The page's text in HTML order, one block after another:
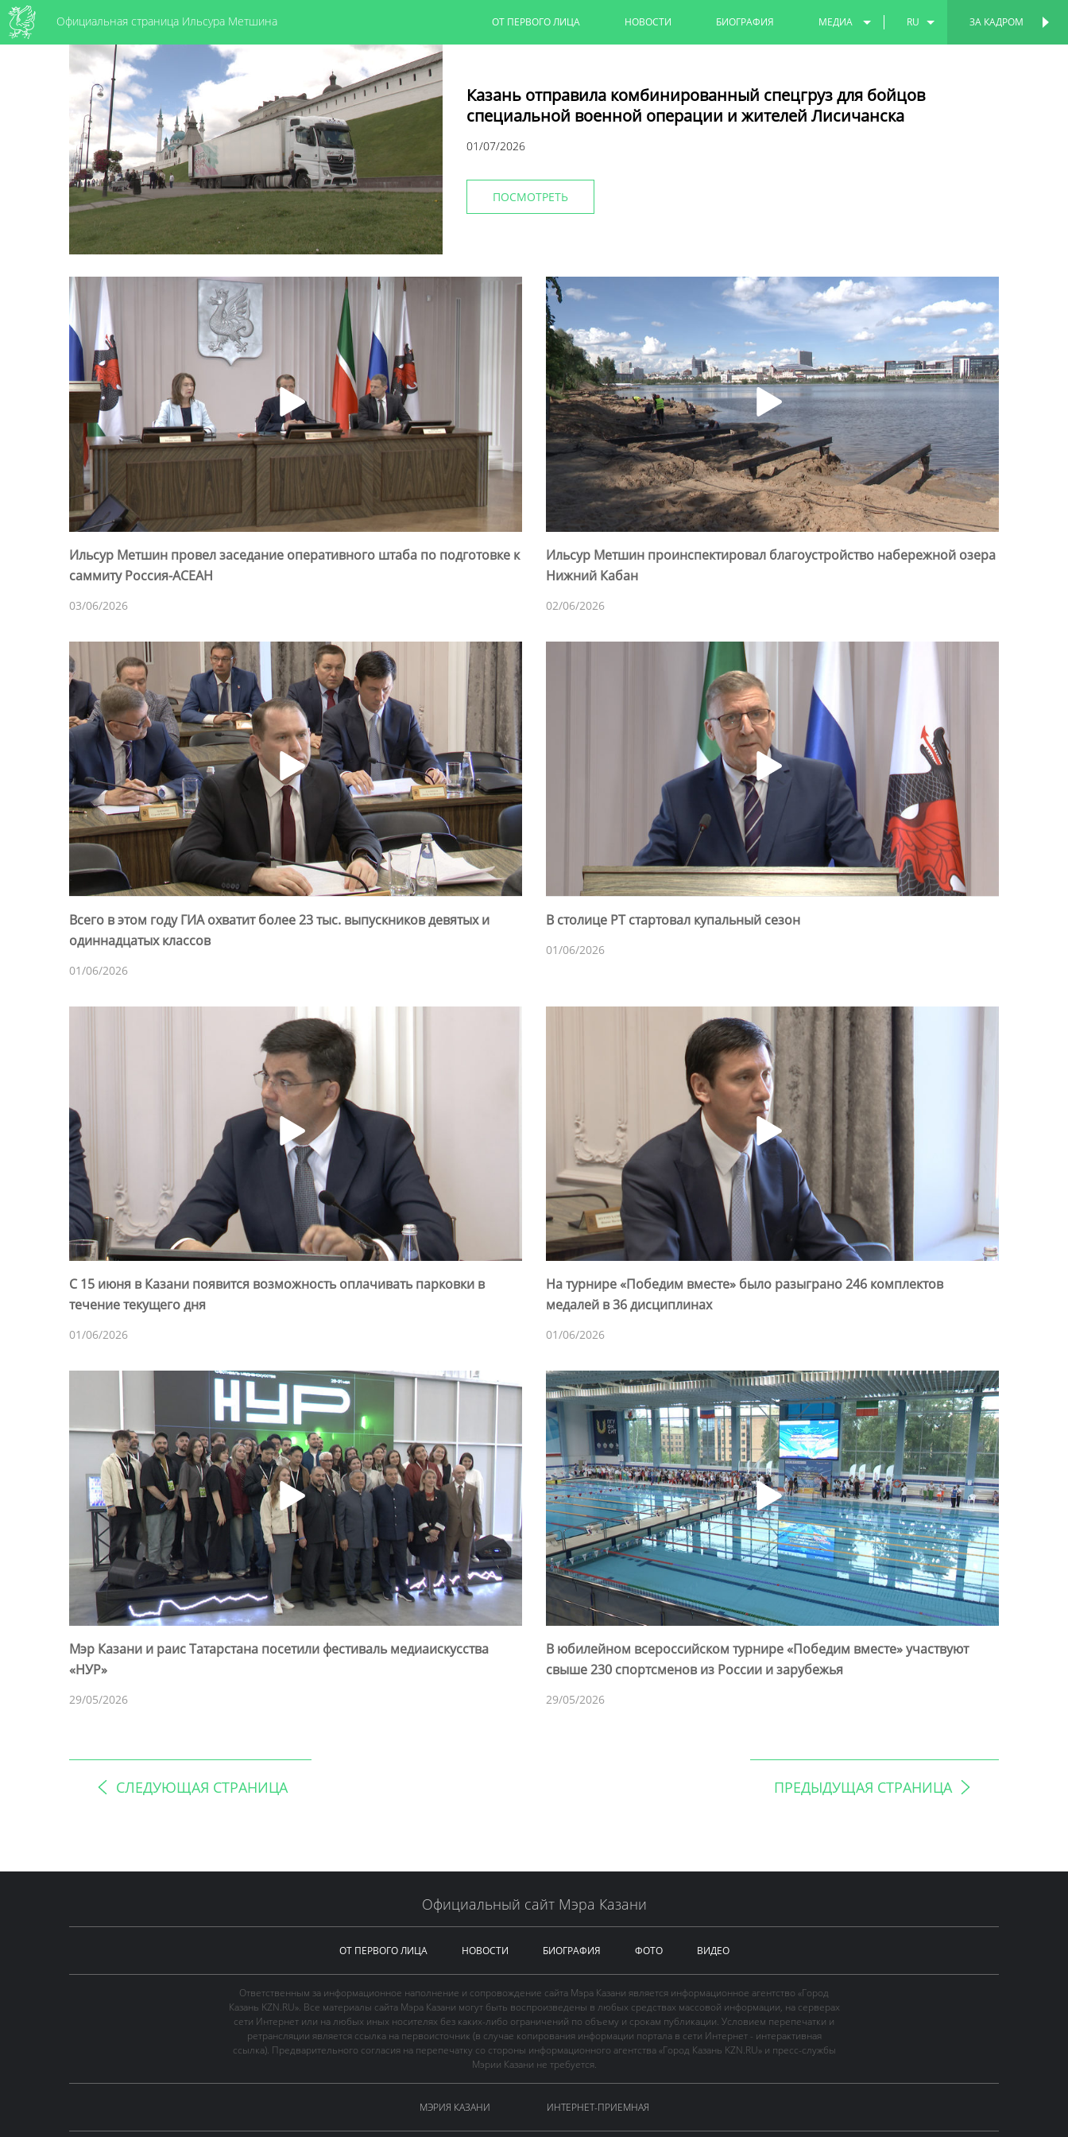
Официальная страница Ильсура Метшина ЗА КАДРОМ
ОТ ПЕРВОГО ЛИЦА НОВОСТИ БИОГРАФИЯ МЕДИА
ВИДЕО
RU
Казань отправила комбинированный спецгруз для бойцов
специальной военной операции и жителей Лисичанска
01/07/2026
ПОСМОТРЕТЬ
Ильсур Метшин провел заседание оперативного штаба по подготовке к
саммиту Россия-АСЕАН
03/06/2026
Ильсур Метшин проинспектировал благоустройство набережной озера
Нижний Кабан
02/06/2026
Всего в этом году ГИА охватит более 23 тыс. выпускников девятых и
одиннадцатых классов
01/06/2026
В столице РТ стартовал купальный сезон
01/06/2026
С 15 июня в Казани появится возможность оплачивать парковки в
течение текущего дня
01/06/2026
На турнире «Победим вместе» было разыграно 246 комплектов
медалей в 36 дисциплинах
01/06/2026
Мэр Казани и раис Татарстана посетили фестиваль медиаискусства
«НУР»
29/05/2026
В юбилейном всероссийском турнире «Победим вместе» участвуют
свыше 230 спортсменов из России и зарубежья
29/05/2026
СЛЕДУЮЩАЯ СТРАНИЦА ПРЕДЫДУЩАЯ СТРАНИЦА
Официальный сайт Мэра Казани
ОТ ПЕРВОГО ЛИЦА НОВОСТИ БИОГРАФИЯ ФОТО ВИДЕО
Ответственным за информационное наполнение и сопровождение сайта Мэра Казани является информационное агентство «Город
Казань KZN.RU». Все материалы сайта Мэра Казани могут быть воспроизведены в любых средствах массовой информации, на серверах
сети Интернет или на любых иных носителях без каких-либо ограничений по объему и срокам публикации. Условием перепечатки и
ретрансляции является ссылка на первоисточник (в случае копирования информации портала в сети Интернет - интерактивная
ссылка). Предварительного согласия на перепечатку со стороны информационного агентства «Город Казань KZN.RU» и пресс-службы
Мэрии Казани не требуется.
МЭРИЯ КАЗАНИ ИНТЕРНЕТ-ПРИЕМНАЯ
ПЕРСОНАЛЬНАЯ